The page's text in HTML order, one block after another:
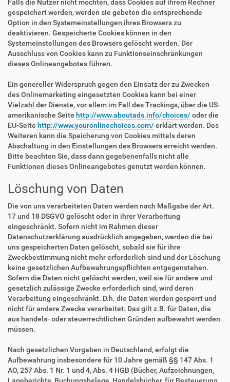
Falls die Nutzer nicht möchten, dass Cookies auf ihrem Rechner
gespeichert werden, werden sie gebeten die entsprechende
Option in den Systemeinstellungen ihres Browsers zu
deaktivieren. Gespeicherte Cookies können in den
Systemeinstellungen des Browsers gelöscht werden. Der
Ausschluss von Cookies kann zu Funktionseinschränkungen
dieses Onlineangebotes führen.
Ein genereller Widerspruch gegen den Einsatz der zu Zwecken
des Onlinemarketing eingesetzten Cookies kann bei einer
Vielzahl der Dienste, vor allem im Fall des Trackings, über die US-
amerikanische Seite http://www.aboutads.info/choices/ oder die
EU-Seite http://www.youronlinechoices.com/ erklärt werden. Des
Weiteren kann die Speicherung von Cookies mittels deren
Abschaltung in den Einstellungen des Browsers erreicht werden.
Bitte beachten Sie, dass dann gegebenenfalls nicht alle
Funktionen dieses Onlineangebotes genutzt werden können.
Löschung von Daten
Die von uns verarbeiteten Daten werden nach Maßgabe der Art.
17 und 18 DSGVO gelöscht oder in ihrer Verarbeitung
eingeschränkt. Sofern nicht im Rahmen dieser
Datenschutzerklärung ausdrücklich angegeben, werden die bei
uns gespeicherten Daten gelöscht, sobald sie für ihre
Zweckbestimmung nicht mehr erforderlich sind und der Löschung
keine gesetzlichen Aufbewahrungspflichten entgegenstehen.
Sofern die Daten nicht gelöscht werden, weil sie für andere und
gesetzlich zulässige Zwecke erforderlich sind, wird deren
Verarbeitung eingeschränkt. D.h. die Daten werden gesperrt und
nicht für andere Zwecke verarbeitet. Das gilt z.B. für Daten, die
aus handels- oder steuerrechtlichen Gründen aufbewahrt werden
müssen.
Nach gesetzlichen Vorgaben in Deutschland, erfolgt die
Aufbewahrung insbesondere für 10 Jahre gemäß §§ 147 Abs. 1
AO, 257 Abs. 1 Nr. 1 und 4, Abs. 4 HGB (Bücher, Aufzeichnungen,